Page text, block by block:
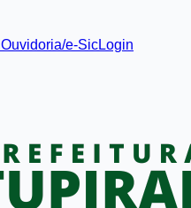
Ouvidoria/e-SicLogin